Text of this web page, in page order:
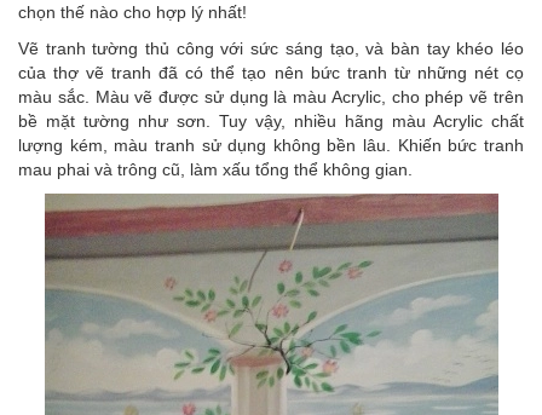
chọn thế nào cho hợp lý nhất!
Vẽ tranh tường thủ công với sức sáng tạo, và bàn tay khéo léo
của thợ vẽ tranh đã có thể tạo nên bức tranh từ những nét cọ
màu sắc. Màu vẽ được sử dụng là màu Acrylic, cho phép vẽ trên
bề mặt tường như sơn. Tuy vậy, nhiều hãng màu Acrylic chất
lượng kém, màu tranh sử dụng không bền lâu. Khiến bức tranh
mau phai và trông cũ, làm xấu tổng thể không gian.